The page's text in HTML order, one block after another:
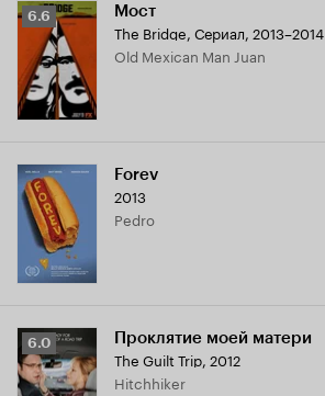
Рейтинг
Кинопоиска
6.6
6.6 Мост
The Bridge, Сериал, 2013–2014
Old Mexican Man Juan
Forev
2013
Pedro
Рейтинг
Кинопоиска
6.0
6.0 Проклятие моей матери
The Guilt Trip, 2012
Hitchhiker